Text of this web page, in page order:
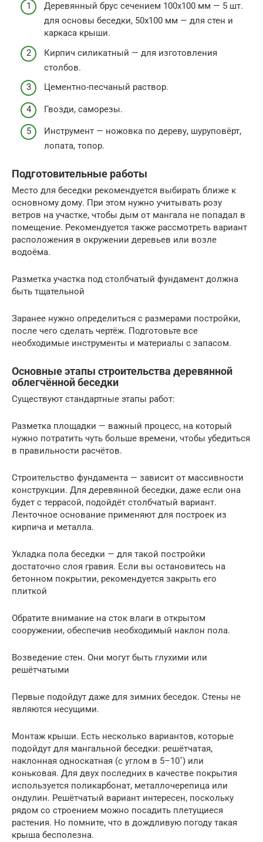
Деревянный брус сечением 100х100 мм — 5 шт.
для основы беседки, 50х100 мм — для стен и
каркаса крыши.
Кирпич силикатный — для изготовления
столбов.
Цементно-песчаный раствор.
Гвозди, саморезы.
Инструмент — ножовка по дереву, шуруповёрт,
лопата, топор.
Подготовительные работы
Место для беседки рекомендуется выбирать ближе к
основному дому. При этом нужно учитывать розу
ветров на участке, чтобы дым от мангала не попадал в
помещение. Рекомендуется также рассмотреть вариант
расположения в окружении деревьев или возле
водоёма.
Разметка участка под столбчатый фундамент должна
быть тщательной
Заранее нужно определиться с размерами постройки,
после чего сделать чертёж. Подготовьте все
необходимые инструменты и материалы с запасом.
Основные этапы строительства деревянной
облегчённой беседки
Существуют стандартные этапы работ:
Разметка площадки — важный процесс, на который
нужно потратить чуть больше времени, чтобы убедиться
в правильности расчётов.
Строительство фундамента — зависит от массивности
конструкции. Для деревянной беседки, даже если она
будет с террасой, подойдёт столбчатый вариант.
Ленточное основание применяют для построек из
кирпича и металла.
Укладка пола беседки — для такой постройки
достаточно слоя гравия. Если вы остановитесь на
бетонном покрытии, рекомендуется закрыть его
плиткой
Обратите внимание на сток влаги в открытом
сооружении, обеспечив необходимый наклон пола.
Возведение стен. Они могут быть глухими или
решётчатыми
Первые подойдут даже для зимних беседок. Стены не
являются несущими.
Монтаж крыши. Есть несколько вариантов, которые
подойдут для мангальной беседки: решётчатая,
наклонная односкатная (с углом в 5–10˚) или
коньковая. Для двух последних в качестве покрытия
используется поликарбонат, металлочерепица или
ондулин. Решётчатый вариант интересен, поскольку
рядом со строением можно посадить плетущиеся
растения. Но помните, что в дождливую погоду такая
крыша бесполезна.